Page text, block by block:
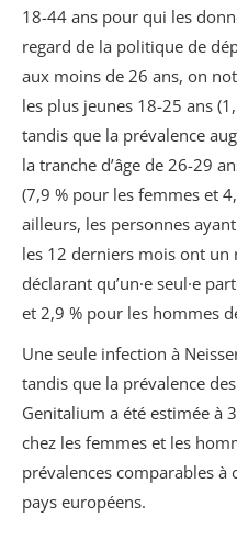
18-44 ans pour qui les
regard de la politique de
aux moins de 26 ans, on
les plus jeunes 18-25 ans
tandis que la prévalence
la tranche d’âge de 26-29
(7,9 % pour les femmes et
ailleurs, les personnes
les 12 derniers mois ont un
déclarant qu’un·e seul·e
et 2,9 % pour les hommes
Une seule infection à
tandis que la prévalence
Genitalium a été estimée à
chez les femmes et les
prévalences comparables à
pays européens.